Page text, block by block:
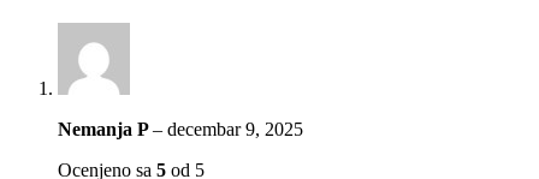
Nemanja P– decembar 9, 2025
Ocenjeno sa 5 od 5